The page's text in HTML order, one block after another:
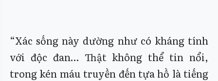
“Xác sống này dường như có kháng tính
với độc đan… Thật không thể tin nổi,
trong kén máu truyền đến tựa hồ là tiếng